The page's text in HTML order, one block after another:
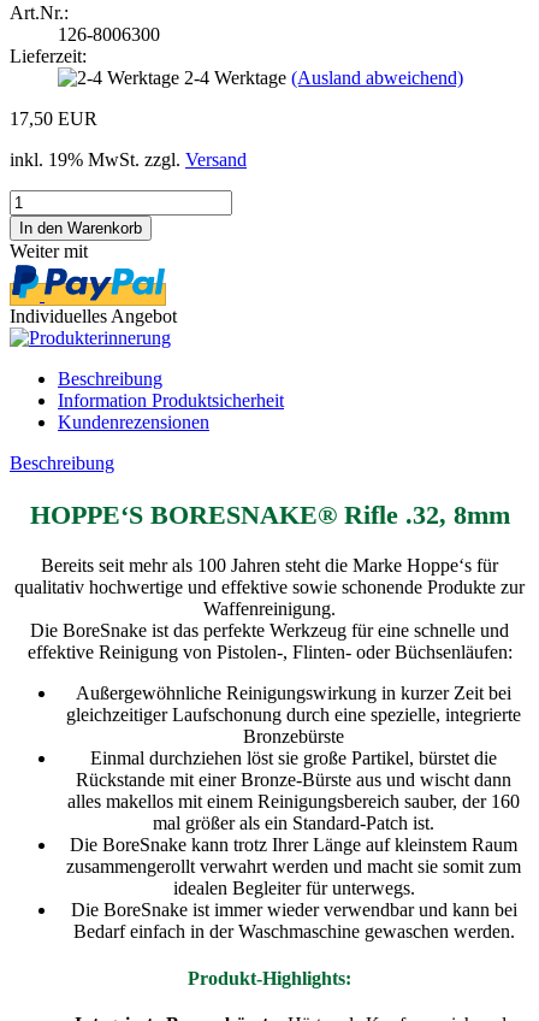
Art.Nr.:
126-8006300
Lieferzeit:
2-4 Werktage (Ausland abweichend)
17,50 EUR
inkl. 19% MwSt. zzgl. Versand
Weiter mit
Individuelles Angebot
Beschreibung
Information Produktsicherheit
Kundenrezensionen
Beschreibung
HOPPE‘S BORESNAKE® Rifle .32, 8mm
Bereits seit mehr als 100 Jahren steht die Marke Hoppe‘s für
qualitativ hochwertige und effektive sowie schonende Produkte zur
Waffenreinigung.
Die BoreSnake ist das perfekte Werkzeug für eine schnelle und
effektive Reinigung von Pistolen-, Flinten- oder Büchsenläufen:
Außergewöhnliche Reinigungswirkung in kurzer Zeit bei
gleichzeitiger Laufschonung durch eine spezielle, integrierte
Bronzebürste
Einmal durchziehen löst sie große Partikel, bürstet die
Rückstande mit einer Bronze-Bürste aus und wischt dann
alles makellos mit einem Reinigungsbereich sauber, der 160
mal größer als ein Standard-Patch ist.
Die BoreSnake kann trotz Ihrer Länge auf kleinstem Raum
zusammengerollt verwahrt werden und macht sie somit zum
idealen Begleiter für unterwegs.
Die BoreSnake ist immer wieder verwendbar und kann bei
Bedarf einfach in der Waschmaschine gewaschen werden.
Produkt-Highlights: